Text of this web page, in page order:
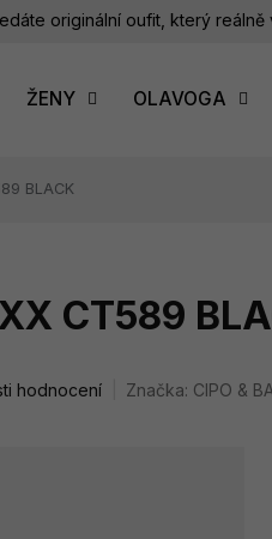
originální oufit, který
ŽENY OLAVOGA
BLACK
CT589
hodnocení Značka: CIPO &